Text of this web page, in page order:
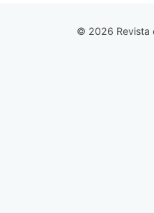
© 2026 Revista